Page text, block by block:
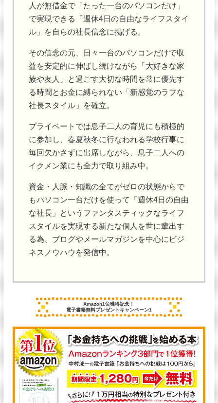
人が無借金で「たった一台のパソコンだけ」
で実現できる「週休4日の自由なライフスタイ
ル」を自らの社長信念に掲げる。
その信念の元、日々一台のパソコンだけで収
益を安定的に伸ばし続けながら「大好きな家
族や友人」と過ごす大切な時間を常に優先す
る時間とお金に縛られない「新感覚のラフな
社長スタイル」を確立。
プライベートでは息子二人の育児にも積極的
に参加し、春夏秋冬に行なわれる学校行事に
毎回欠かさずに出席しながら、息子二人への
イクメン業にも全力で取り組み中。
資金・人脈・知識の全てがゼロの状態からで
もパソコン一台だけを使って「週休4日の自由
な社長」というファンタスティックなライフ
スタイルを実現する新たな個人を世に輩出す
る為、ブログやメールマガジンを中心にビジ
ネスノウハウを発信中。
Amazon1位獲得記念！
電子書籍無料プレゼントキャンペーン1